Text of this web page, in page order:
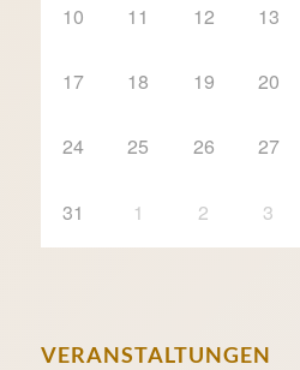
10 11 12 13
17 18 19 20
24 25 26 27
31 1 2 3
VERANSTALTUNGEN